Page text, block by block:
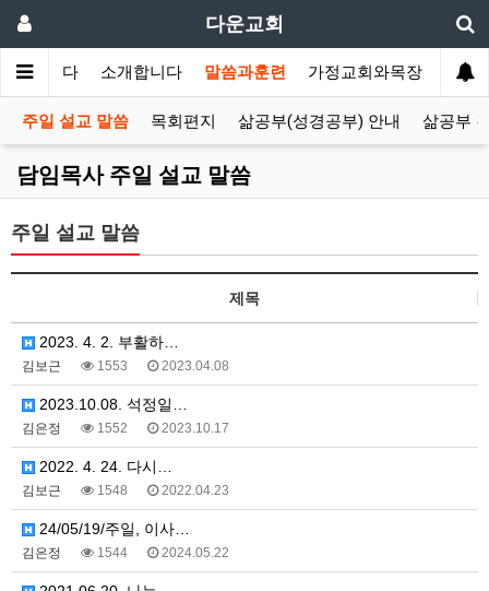
다운교회
영합니다 소개합니다 말씀과훈련 가정교회와목장 선교
주일 설교 말씀 목회편지 삶공부(성경공부) 안내 삶공부
담임목사 주일 설교 말씀
주일 설교 말씀
제목
2023. 4. 2. 부활하…
김보근 1553 2023.04.08
2023.10.08. 석정일…
김은정 1552 2023.10.17
2022. 4. 24. 다시…
김보근 1548 2022.04.23
24/05/19/주일, 이사…
김은정 1544 2024.05.22